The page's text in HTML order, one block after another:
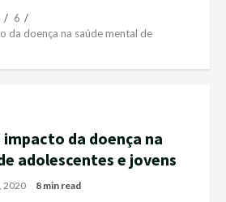
6
da doença na saúde mental de
da doença na
adolescentes e jovens
2020 8 min read